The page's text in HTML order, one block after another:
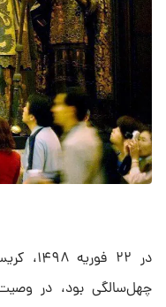
در ۲۲
چهل‌سالگی بود، در